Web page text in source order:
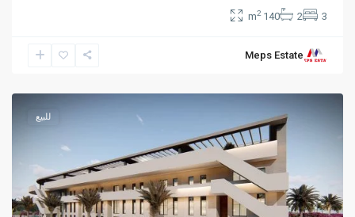
3
2
140 m
2
Meps EstateLapta,
للبيع